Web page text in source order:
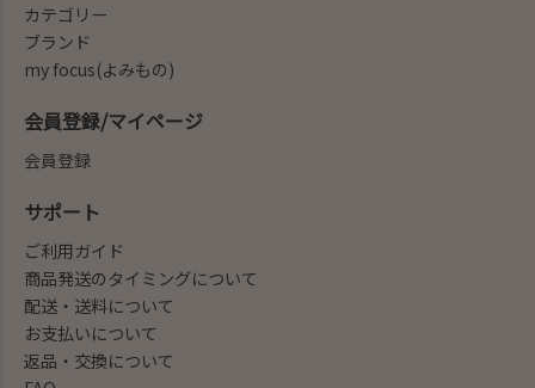
カテゴリー
ブランド
my focus(よみもの)
会員登録/マイページ
会員登録
サポート
ご利用ガイド
商品発送のタイミングについて
配送・送料について
お支払いについて
返品・交換について